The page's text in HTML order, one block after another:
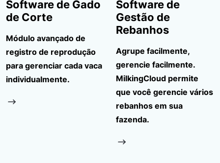
Software de Gado
de Corte
Módulo avançado de
registro de reprodução
para gerenciar cada vaca
individualmente.
Software de
Gestão de
Rebanhos
Agrupe facilmente,
gerencie facilmente.
MilkingCloud permite
que você gerencie vários
rebanhos em sua
fazenda.